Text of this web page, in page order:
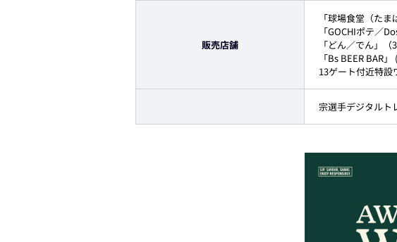
販売店舗
「球場食堂（た
「GOCHIポテ／
「どん／でん」（
「Bs BEER BAR
13ゲート付近特設
宗選手デジタルト